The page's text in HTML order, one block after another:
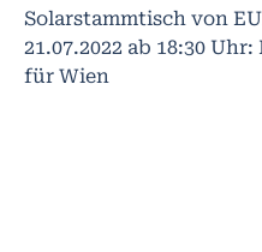
Solarstammtisch von
21.07.2022 ab 18:30
für Wien